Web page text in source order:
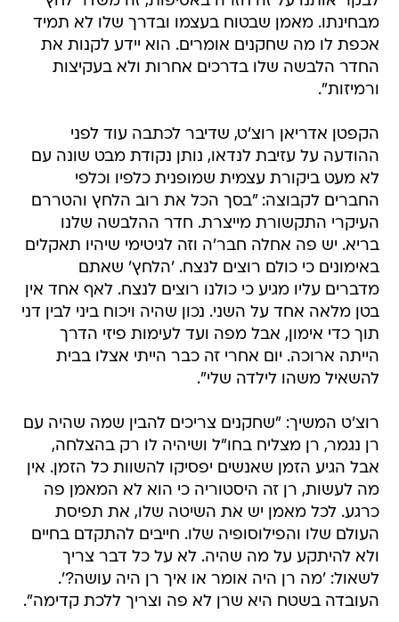
מבחינתו. מאמן שבטוח בעצמו ובדרך שלו לא תמיד
אכפת לו מה שחקנים אומרים. הוא יידע לקנות את
החדר הלבשה שלו בדרכים אחרות ולא בעקיצות
ורמיזות".
הקפטן אדריאן רוצ'ט, שדיבר לכתבה עוד לפני
ההודעה על עזיבת לנדאו, נותן נקודת מבט שונה עם
לא מעט ביקורת עצמית שמופנית כלפיו וכלפי
החברים לקבוצה: "בסך הכל את רוב הלחץ והטררם
העיקרי התקשורת מייצרת. חדר ההלבשה שלנו
בריא. יש פה אחלה חבר'ה וזה לגיטימי שיהיו תאקלים
באימונים כי כולם רוצים לנצח. 'הלחץ' שאתם
מדברים עליו מגיע כי כולנו רוצים לנצח. לאף אחד אין
בטן מלאה אחד על השני. נכון שהיה ויכוח ביני לבין דני
תוך כדי אימון, אבל מפה ועד לעימות פיזי הדרך
הייתה ארוכה. יום אחרי זה כבר הייתי אצלו בבית
להשאיל משהו לילדה שלי".
רוצ'ט המשיך: "שחקנים צריכים להבין שמה שהיה עם
רן נגמר, רן מצליח בחו"ל ושיהיה לו רק בהצלחה,
אבל הגיע הזמן שאנשים יפסיקו להשוות כל הזמן. אין
מה לעשות, רן זה היסטוריה כי הוא לא המאמן פה
כרגע. לכל מאמן יש את השיטה שלו, את תפיסת
העולם שלו והפילוסופיה שלו. חייבים להתקדם בחיים
ולא להיתקע על מה שהיה. לא על כל דבר צריך
לשאול: 'מה רן היה אומר או איך רן היה עושה?'.
העובדה בשטח היא שרן לא פה וצריך ללכת קדימה".